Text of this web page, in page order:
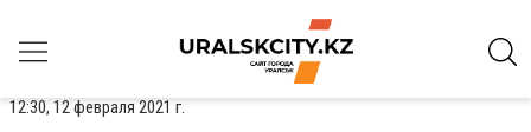
12:30, 12 февраля 2021 г.